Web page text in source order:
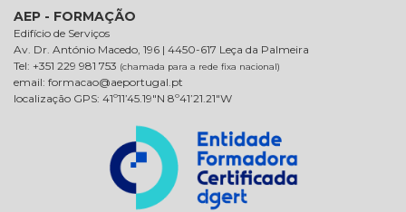
AEP - FORMAÇÃO
Edifício de Serviços
Av. Dr. António Macedo, 196 | 4450-617 Leça da Palmeira
Tel: +351 229 981 753 (chamada para a rede fixa nacional)
email: formacao@aeportugal.pt
localização GPS: 41º11’45.19″N 8º41’21.21″W